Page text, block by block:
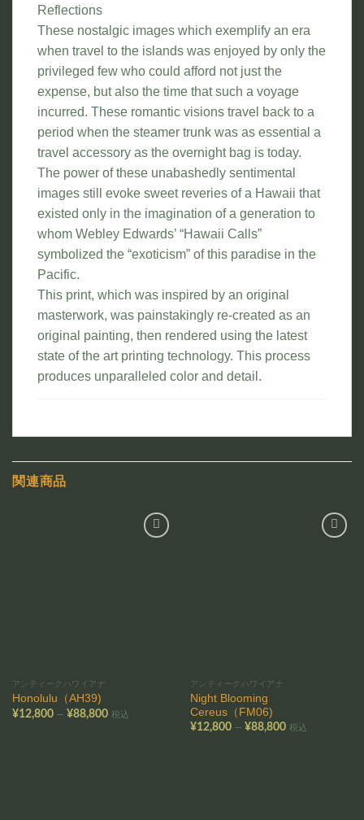
Reflections
These nostalgic images which exemplify an era
when travel to the islands was enjoyed by only the
privileged few who could afford not just the
expense, but also the time that such a voyage
incurred. These romantic visions travel back to a
period when the steamer trunk was as essential a
travel accessory as the overnight bag is today.
The power of these unabashedly sentimental
images still evoke sweet reveries of a Hawaii that
existed only in the imagination of a generation to
whom Webley Edwards’ “Hawaii Calls”
symbolized the “exoticism” of this paradise in the
Pacific.
This print, which was inspired by an original
masterwork, was painstakingly re-created as an
original painting, then rendered using the latest
state of the art printing technology. This process
produces unparalleled color and detail.
関連商品
アンティークハワイアナ
Honolulu（AH39)
¥12,800 – ¥88,800価税込
アンティークハワイアナ
Night Blooming
Cereus（FM06)
¥12,800 – ¥88,800価税込